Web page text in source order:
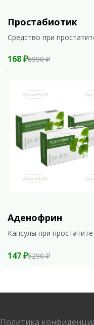
Простабиотик
Средство при
168 ₽6990 ₽
Аденофрин
Капсулы при простатите
147 ₽5290 ₽
Политика